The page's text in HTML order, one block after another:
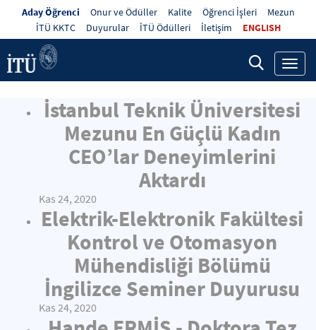
Aday Öğrenci Onur ve Ödüller Kalite Öğrenci İşleri
Mezun
İTÜ KKTC
Duyurular İTÜ Ödülleri İletişim ENGLISH
İstanbul Teknik Üniversitesi
Mezunu En Güçlü Kadın
CEO’lar Deneyimlerini
Aktardı
Kas 24, 2020
Elektrik-Elektronik Fakültesi
Kontrol ve Otomasyon
Mühendisliği Bölümü
İngilizce Seminer Duyurusu
Kas 24, 2020